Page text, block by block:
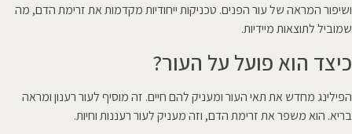
ושיפור המראה של עור הפנים. טכניקות ייחודיות מקדמות את זרימת הדם, מה
שמוביל לתוצאות מיידיות.
כיצד הוא פועל על העור?
הפילינג מחדש את תאי העור ומעניק להם חיים. זה מוסיף לעור רענון ומראה
בריא. הוא משפר את זרימת הדם, וזה מעניק לעור רעננות וחיות.